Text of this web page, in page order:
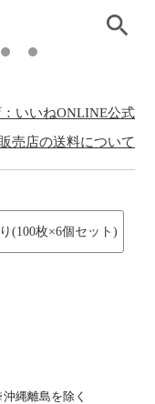
いいねONLINE公式
売店の送料について
(100枚×6個セット)
縄離島を除く